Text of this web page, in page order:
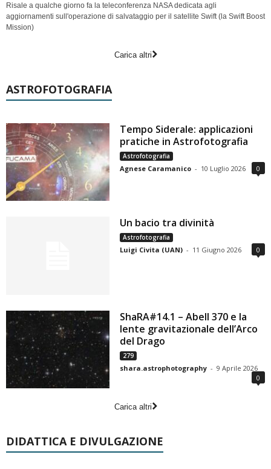
Risale a qualche giorno fa la teleconferenza NASA dedicata agli
aggiornamenti sull'operazione di salvataggio per il satellite Swift (la Swift Boost
Mission)
Carica altri
ASTROFOTOGRAFIA
Tempo Siderale: applicazioni
pratiche in Astrofotografia
Astrofotografia
Agnese Caramanico - 10 Luglio 2026 0
Un bacio tra divinità
Astrofotografia
Luigi Civita (UAN) - 11 Giugno 2026 0
ShaRA#14.1 – Abell 370 e la
lente gravitazionale dell’Arco
del Drago
279
shara.astrophotography - 9 Aprile 2026
0
Carica altri
DIDATTICA E DIVULGAZIONE